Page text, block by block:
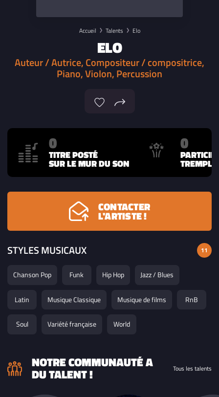
Accueil Talents Elo
ELO
Auteur / Autrice, Compositeur / compositrice,
Piano, Violon, Percussion
0
TITRE POSTÉ
SUR LE MUR DU SON
0
CONTACTER
L'ARTISTE !
STYLES MUSICAUX 11
Chanson Pop Funk Hip Hop Jazz / Blues
Latin Musique Classique Musique de films RnB
Soul Variété française World
NOTRE COMMUNAUTÉ A
DU TALENT ! Tous les talents